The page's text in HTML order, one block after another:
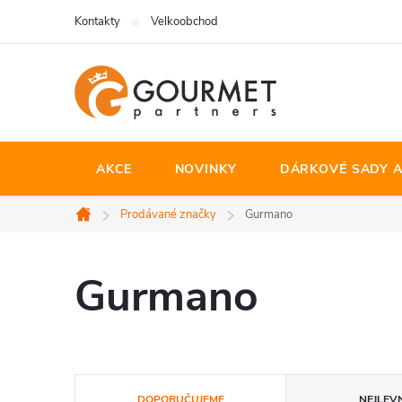
Kontakty Velkoobchod
AKCE NOVINKY DÁRKOVÉ SADY
Domů
Prodávané značky Gurmano
Gurmano